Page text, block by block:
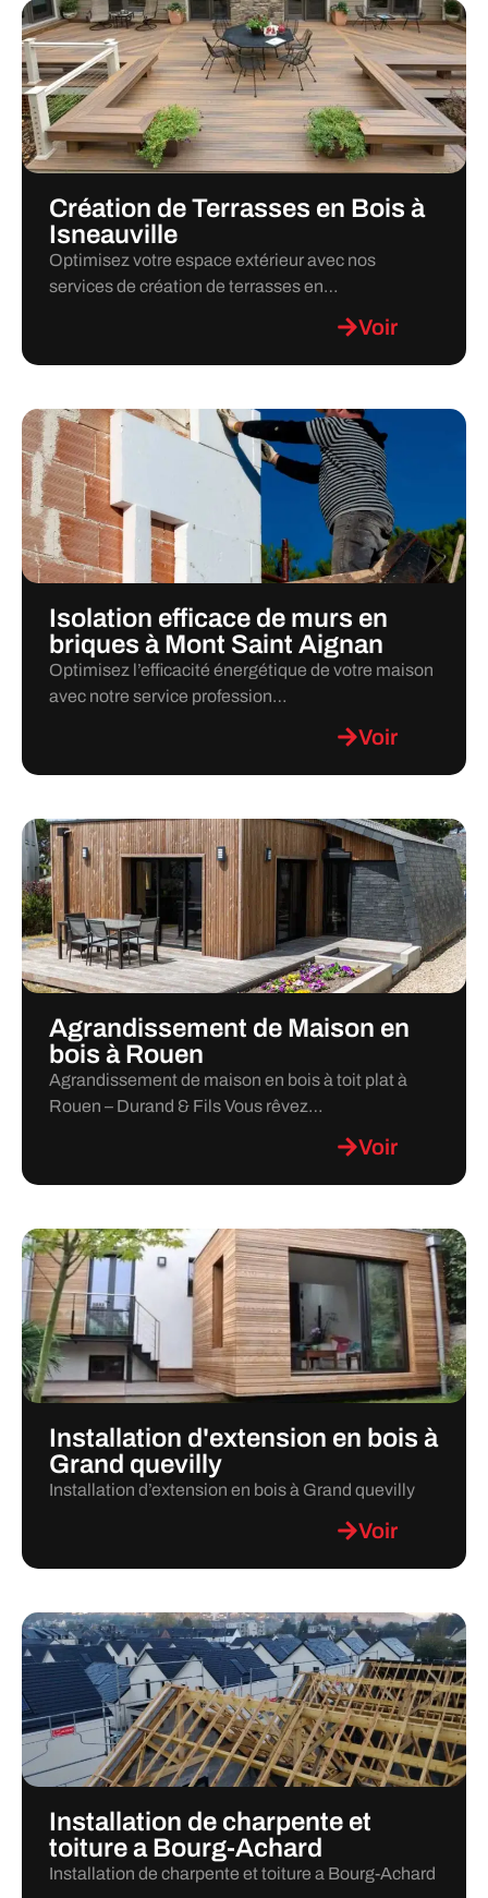
Création de Terrasses en Bois à
Isneauville
Optimisez votre espace extérieur avec nos
services de création de terrasses en…
Voir
Isolation efficace de murs en
briques à Mont Saint Aignan
Optimisez l’efficacité énergétique de votre maison
avec notre service profession…
Voir
Agrandissement de Maison en
bois à Rouen
Agrandissement de maison en bois à toit plat à
Rouen – Durand & Fils Vous rêvez…
Voir
Installation d'extension en bois à
Grand quevilly
Installation d’extension en bois à Grand quevilly
Voir
Installation de charpente et
toiture a Bourg-Achard
Installation de charpente et toiture a Bourg-Achard